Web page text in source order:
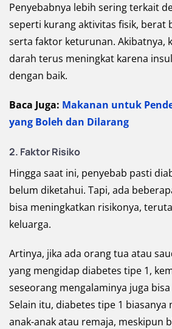
Penyebabnya lebih sering terkait
seperti kurang aktivitas fisik, berat
serta faktor keturunan. Akibatnya,
darah terus meningkat karena
dengan baik.
Baca Juga: Makanan untuk
yang Boleh dan Dilarang
2. Faktor Risiko
Hingga saat ini, penyebab pasti
belum diketahui. Tapi, ada
bisa meningkatkan risikonya,
keluarga.
Artinya, jika ada orang tua atau
yang mengidap diabetes tipe 1,
seseorang mengalaminya juga
Selain itu, diabetes tipe 1 biasanya
anak-anak atau remaja, meskipun